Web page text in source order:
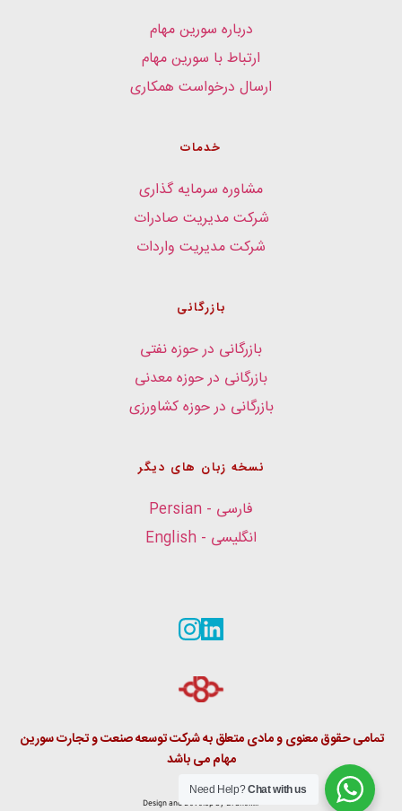
درباره سورین مهام
ارتباط با سورین مهام
ارسال درخواست همکاری
خدمات
مشاوره سرمایه گذاری
شرکت مدیریت صادرات
شرکت مدیریت واردات
بازرگانی
بازرگانی در حوزه نفتی
بازرگانی در حوزه معدنی
بازرگانی در حوزه کشاورزی
نسخه زبان های دیگر
فارسی - Persian
انگلیسی - English
مهام می باشد
Design and Develop by Branex.ir
Need Help?Chat with us